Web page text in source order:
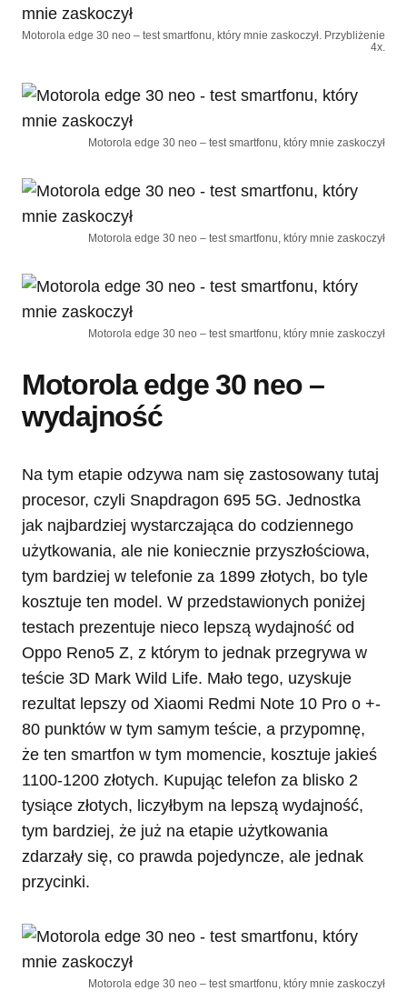
Motorola edge 30 neo – test smartfonu, który mnie zaskoczył. Przybliżenie
4x.
Motorola edge 30 neo – test smartfonu, który mnie zaskoczył
Motorola edge 30 neo – test smartfonu, który mnie zaskoczył
Motorola edge 30 neo – test smartfonu, który mnie zaskoczył
Motorola edge 30 neo –
wydajność
Na tym etapie odzywa nam się zastosowany tutaj
procesor, czyli Snapdragon 695 5G. Jednostka
jak najbardziej wystarczająca do codziennego
użytkowania, ale nie koniecznie przyszłościowa,
tym bardziej w telefonie za 1899 złotych, bo tyle
kosztuje ten model. W przedstawionych poniżej
testach prezentuje nieco lepszą wydajność od
Oppo Reno5 Z, z którym to jednak przegrywa w
teście 3D Mark Wild Life. Mało tego, uzyskuje
rezultat lepszy od Xiaomi Redmi Note 10 Pro o +-
80 punktów w tym samym teście, a przypomnę,
że ten smartfon w tym momencie, kosztuje jakieś
1100-1200 złotych. Kupując telefon za blisko 2
tysiące złotych, liczyłbym na lepszą wydajność,
tym bardziej, że już na etapie użytkowania
zdarzały się, co prawda pojedyncze, ale jednak
przycinki.
Motorola edge 30 neo – test smartfonu, który mnie zaskoczył